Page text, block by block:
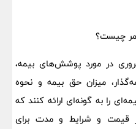
چیست؟
در مورد پوشش‌های بیمه،
میزان حق بیمه و نحوه
را به گونه‌ای ارائه کنند که
قیمت و شرایط و مدت برای